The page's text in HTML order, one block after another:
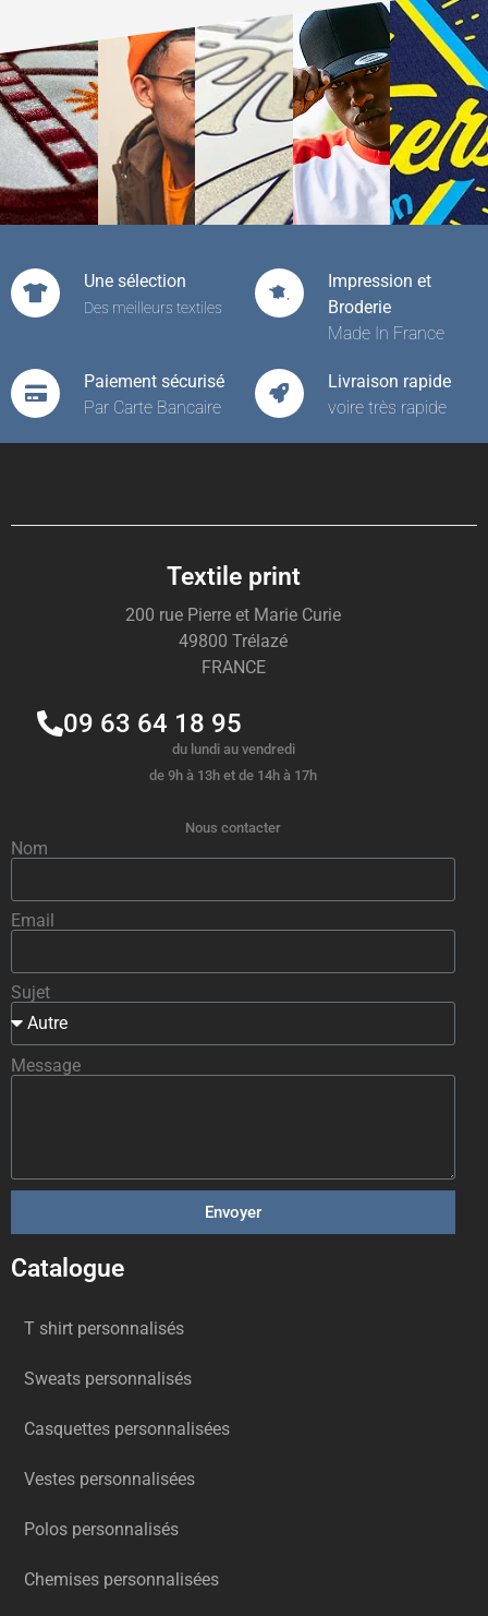
Une sélection
Des meilleurs textiles
Impression et
Broderie
Made In France
Paiement sécurisé
Par Carte Bancaire
Livraison rapide
voire très rapide
Textile print
200 rue Pierre et Marie Curie
49800 Trélazé
FRANCE
09 63 64 18 95
du lundi au vendredi
de 9h à 13h et de 14h à 17h
Nous contacter
Nom
Email
Sujet
Message
Envoyer
Catalogue
T shirt personnalisés
Sweats personnalisés
Casquettes personnalisées
Vestes personnalisées
Polos personnalisés
Chemises personnalisées